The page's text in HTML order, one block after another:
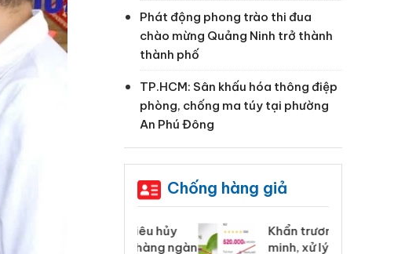
Phát động phong trào thi đua
chào mừng Quảng Ninh trở thành
thành phố
TP.HCM: Sân khấu hóa thông điệp
phòng, chống ma túy tại phường
An Phú Đông
Chống hàng giả
Khẩn trương xác
minh, xử lý sản phẩm